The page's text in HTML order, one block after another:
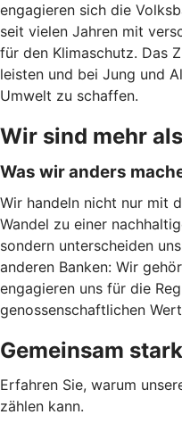
engagieren sich die
seit vielen Jahren mit
für den Klimaschutz. Das
leisten und bei Jung und
Umwelt zu schaffen.
Wir sind mehr
Was wir anders
Wir handeln nicht nur mit
Wandel zu einer
sondern unterscheiden
anderen Banken: Wir
engagieren uns für die
genossenschaftlichen
Gemeinsam
Erfahren Sie, warum
zählen kann.